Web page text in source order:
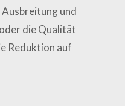
Aus­brei­tung und
die Qua­li­tät
Reduk­ti­on auf